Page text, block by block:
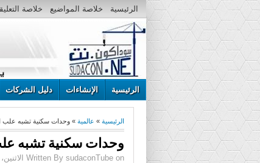
الرئيسية خلاصة المواضيع خلاصة
الرئيسية الإنشاءات دليل الشركات
الرئيسية » عالمية » وحدات سكنية تشبه علب
وحدات سكنية تشبه
Written By sudaconTube on الاثنين، مارس 02، 2015 | 12:59 ص